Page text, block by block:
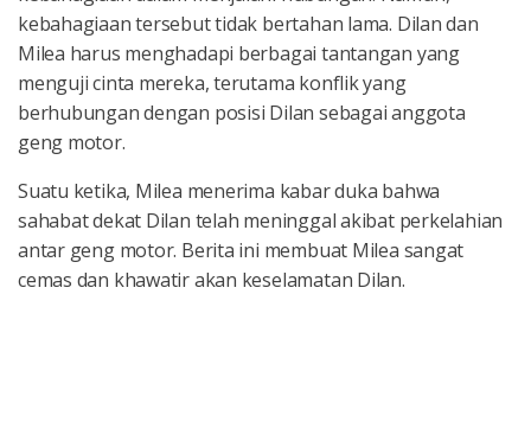
kebahagiaan tersebut tidak bertahan lama. Dilan dan
Milea harus menghadapi berbagai tantangan yang
menguji cinta mereka, terutama konflik yang
berhubungan dengan posisi Dilan sebagai anggota
geng motor.
Suatu ketika, Milea menerima kabar duka bahwa
sahabat dekat Dilan telah meninggal akibat perkelahian
antar geng motor. Berita ini membuat Milea sangat
cemas dan khawatir akan keselamatan Dilan.